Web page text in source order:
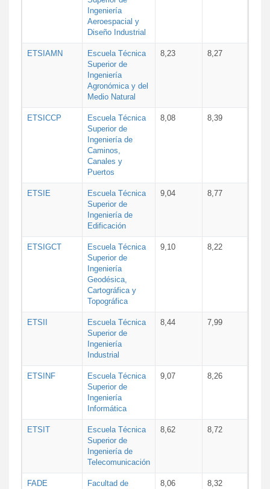
Ingeniería
Aeroespacial y
Diseño Industrial
ETSIAMN
Escuela Técnica
Superior de
Ingeniería
Agronómica y del
Medio Natural
8,23 8,27
ETSICCP
Escuela Técnica
Superior de
Ingeniería de
Caminos,
Canales y
Puertos
8,08 8,39
ETSIE
Escuela Técnica
Superior de
Ingeniería de
Edificación
9,04 8,77
ETSIGCT
Escuela Técnica
Superior de
Ingeniería
Geodésica,
Cartográfica y
Topográfica
9,10 8,22
ETSII
Escuela Técnica
Superior de
Ingeniería
Industrial
8,44 7,99
ETSINF
Escuela Técnica
Superior de
Ingeniería
Informática
9,07 8,26
ETSIT
Escuela Técnica
Superior de
Ingeniería de
Telecomunicación
8,62 8,72
FADE
Facultad de
8,06 8,32